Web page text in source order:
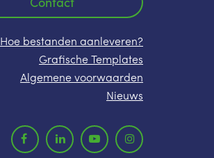
Hoe bestanden aanleveren?
Grafische Templates
Algemene voorwaarden
Nieuws